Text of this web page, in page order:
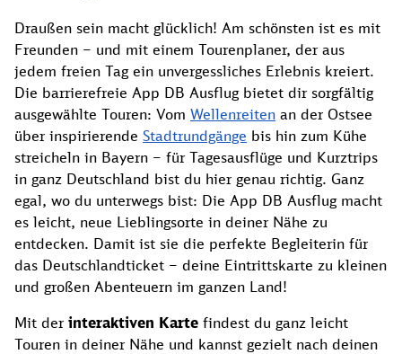
Draußen sein macht glücklich! Am schönsten ist es mit
Freunden – und mit einem Tourenplaner, der aus
jedem freien Tag ein unvergessliches Erlebnis kreiert.
Die barrierefreie App DB Ausflug bietet dir sorgfältig
ausgewählte Touren: Vom Wellenreiten an der Ostsee
über inspirierende Stadtrundgänge bis hin zum Kühe
streicheln in Bayern – für Tagesausflüge und Kurztrips
in ganz Deutschland bist du hier genau richtig. Ganz
egal, wo du unterwegs bist: Die App DB Ausflug macht
es leicht, neue Lieblingsorte in deiner Nähe zu
entdecken. Damit ist sie die perfekte Begleiterin für
das Deutschlandticket – deine Eintrittskarte zu kleinen
und großen Abenteuern im ganzen Land!
Mit der interaktiven Karte findest du ganz leicht
Touren in deiner Nähe und kannst gezielt nach deinen